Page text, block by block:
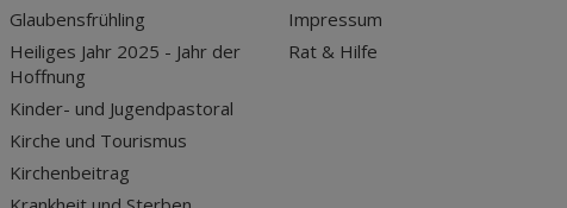
Glaubensfrühling
Heiliges Jahr 2025 - Jahr der
Hoffnung
Kinder- und Jugendpastoral
Kirche und Tourismus
Kirchenbeitrag
Impressum
Rat & Hilfe